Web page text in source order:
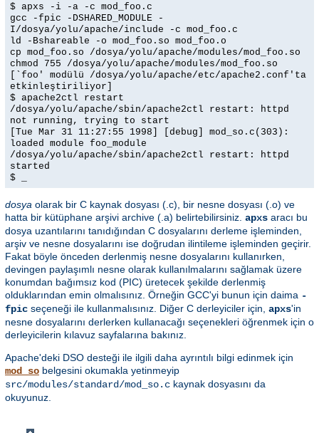
$ apxs -i -a -c mod_foo.c
gcc -fpic -DSHARED_MODULE -
I/dosya/yolu/apache/include -c mod_foo.c
ld -Bshareable -o mod_foo.so mod_foo.o
cp mod_foo.so /dosya/yolu/apache/modules/mod_foo.so
chmod 755 /dosya/yolu/apache/modules/mod_foo.so
[`foo' modülü /dosya/yolu/apache/etc/apache2.conf'ta
etkinleştiriliyor]
$ apache2ctl restart
/dosya/yolu/apache/sbin/apache2ctl restart: httpd
not running, trying to start
[Tue Mar 31 11:27:55 1998] [debug] mod_so.c(303):
loaded module foo_module
/dosya/yolu/apache/sbin/apache2ctl restart: httpd
started
$ _
dosya olarak bir C kaynak dosyası (.c), bir nesne dosyası (.o) ve
hatta bir kütüphane arşivi archive (.a) belirtebilirsiniz. apxs aracı bu
dosya uzantılarını tanıdığından C dosyalarını derleme işleminden,
arşiv ve nesne dosyalarını ise doğrudan ilintileme işleminden geçirir.
Fakat böyle önceden derlenmiş nesne dosyalarını kullanırken,
devingen paylaşımlı nesne olarak kullanılmalarını sağlamak üzere
konumdan bağımsız kod (PIC) üretecek şekilde derlenmiş
olduklarından emin olmalısınız. Örneğin GCC'yi bunun için daima -
fpic seçeneği ile kullanmalısınız. Diğer C derleyiciler için, apxs'in
nesne dosyalarını derlerken kullanacağı seçenekleri öğrenmek için o
derleyicilerin kılavuz sayfalarına bakınız.
Apache'deki DSO desteği ile ilgili daha ayrıntılı bilgi edinmek için
mod_so belgesini okumakla yetinmeyip
src/modules/standard/mod_so.c kaynak dosyasını da
okuyunuz.